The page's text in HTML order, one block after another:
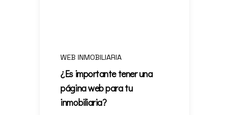
WEB INMOBILIARIA
¿Es importante tener una
página web para tu
inmobiliaria?